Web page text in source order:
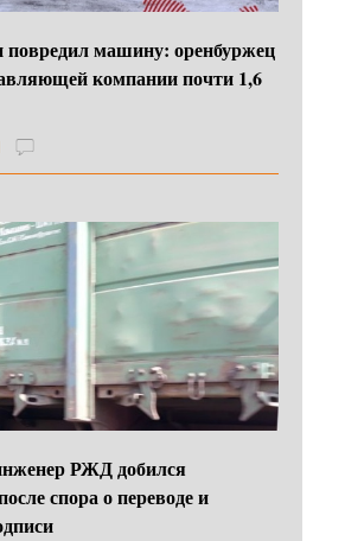
машину: оренбуржец
компании почти 1,6
РЖД добился
спора о переводе и